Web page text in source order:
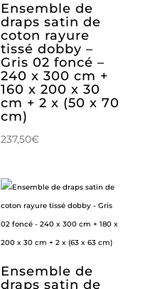
Ensemble de
draps satin de
coton rayure
tissé dobby –
Gris 02 foncé –
240 x 300 cm +
160 x 200 x 30
cm + 2 x (50 x 70
cm)
237,50€
Ensemble de
draps satin de